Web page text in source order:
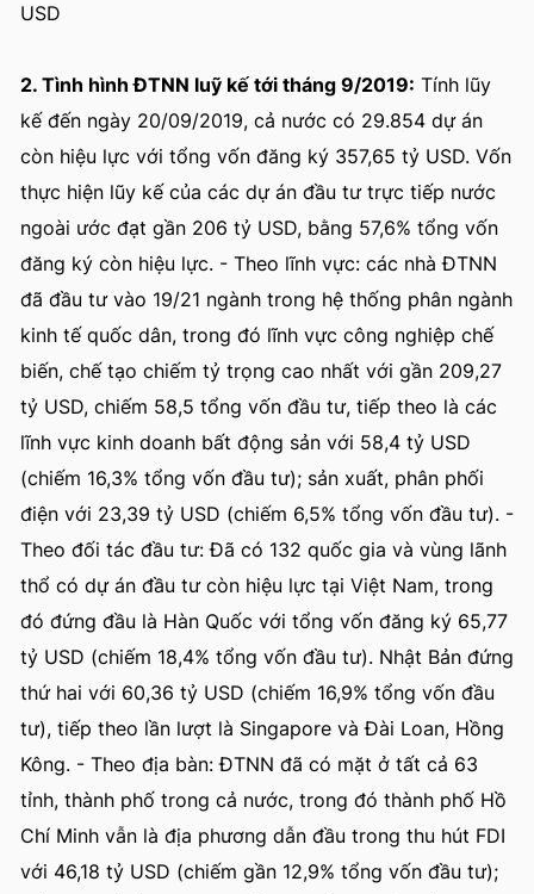
USD
2. Tình hình ĐTNN luỹ kế tới tháng 9/2019: Tính lũy
kế đến ngày 20/09/2019, cả nước có 29.854 dự án
còn hiệu lực với tổng vốn đăng ký 357,65 tỷ USD. Vốn
thực hiện lũy kế của các dự án đầu tư trực tiếp nước
ngoài ước đạt gần 206 tỷ USD, bằng 57,6% tổng vốn
đăng ký còn hiệu lực. - Theo lĩnh vực: các nhà ĐTNN
đã đầu tư vào 19/21 ngành trong hệ thống phân ngành
kinh tế quốc dân, trong đó lĩnh vực công nghiệp chế
biến, chế tạo chiếm tỷ trọng cao nhất với gần 209,27
tỷ USD, chiếm 58,5 tổng vốn đầu tư, tiếp theo là các
lĩnh vực kinh doanh bất động sản với 58,4 tỷ USD
(chiếm 16,3% tổng vốn đầu tư); sản xuất, phân phối
điện với 23,39 tỷ USD (chiếm 6,5% tổng vốn đầu tư). -
Theo đối tác đầu tư: Đã có 132 quốc gia và vùng lãnh
thổ có dự án đầu tư còn hiệu lực tại Việt Nam, trong
đó đứng đầu là Hàn Quốc với tổng vốn đăng ký 65,77
tỷ USD (chiếm 18,4% tổng vốn đầu tư). Nhật Bản đứng
thứ hai với 60,36 tỷ USD (chiếm 16,9% tổng vốn đầu
tư), tiếp theo lần lượt là Singapore và Đài Loan, Hồng
Kông. - Theo địa bàn: ĐTNN đã có mặt ở tất cả 63
tỉnh, thành phố trong cả nước, trong đó thành phố Hồ
Chí Minh vẫn là địa phương dẫn đầu trong thu hút FDI
với 46,18 tỷ USD (chiếm gần 12,9% tổng vốn đầu tư);